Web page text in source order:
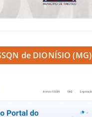
de DIONÍSIO (MG)